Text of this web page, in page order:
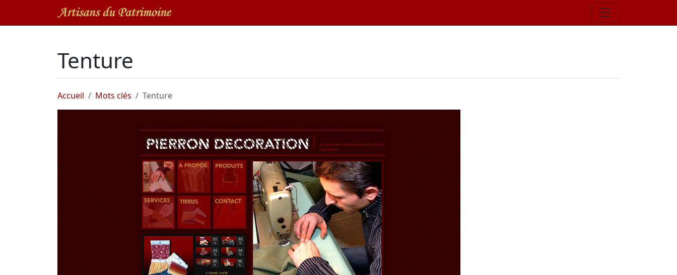
Tenture
Accueil Mots clés Tenture